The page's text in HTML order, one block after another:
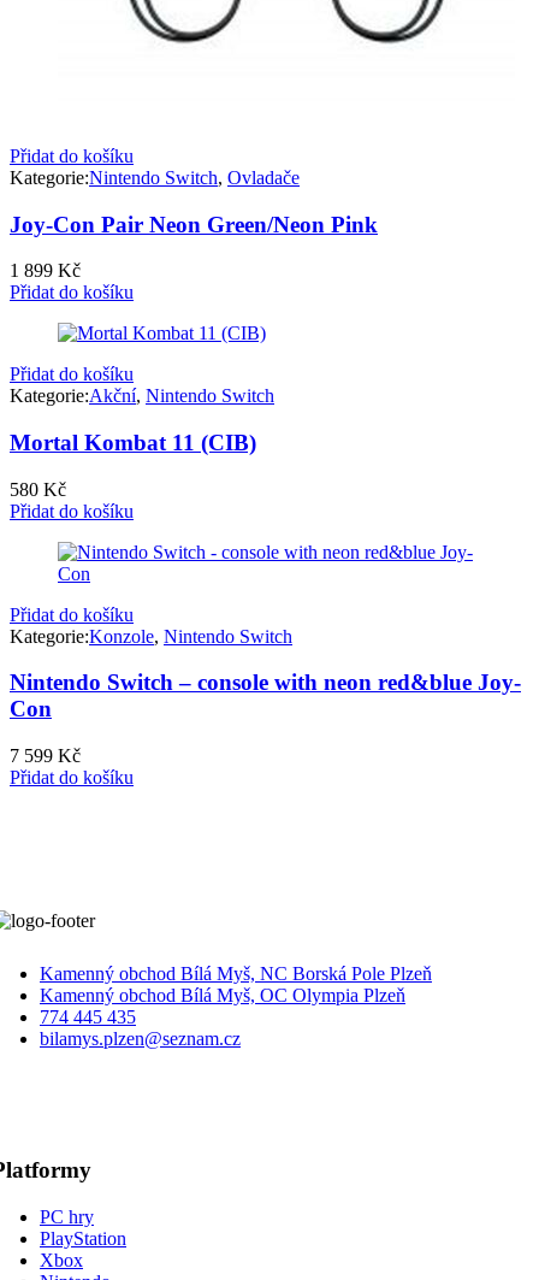
Přidat do košíku
Kategorie:Nintendo Switch, Ovladače
Joy-Con Pair Neon Green/Neon Pink
1 899 Kč
Přidat do košíku
Přidat do košíku
Kategorie:Akční, Nintendo Switch
Mortal Kombat 11 (CIB)
580 Kč
Přidat do košíku
Přidat do košíku
Kategorie:Konzole, Nintendo Switch
Nintendo Switch – console with neon red&blue Joy-
Con
7 599 Kč
Přidat do košíku
Kamenný obchod Bílá Myš, NC Borská Pole Plzeň
Kamenný obchod Bílá Myš, OC Olympia Plzeň
774 445 435
bilamys.plzen@seznam.cz
PC hry
PlayStation
Xbox